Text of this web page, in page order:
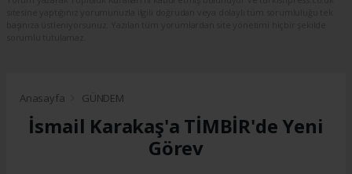
Anasayfa GÜNDEM
İsmail Karakaş'a TİMBİR'de Yeni
Görev